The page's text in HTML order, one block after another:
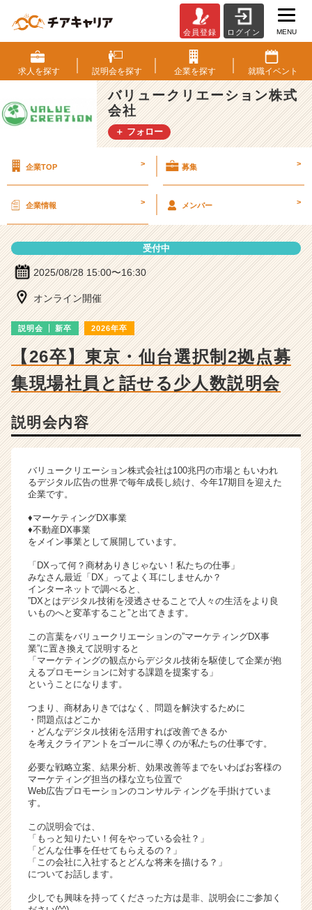
リ
ュ
ー
ク
リ
エ
ー
ン
会
社
の
説
細
ベ
ン
チ
成
長
業
ス
カ
ト
が
届
く
活
サ
イ
ト
ア
キ
ャ
ア
（C
r
C
e
会員登録 ログイン MENU
求人を探す 説明会を探す 企業を探す 就職イベント
バリュークリエーション株式
会社
＋ フォロー
企業TOP > 募集 >
企業情報 > メンバー >
受付中
2025/08/28 15:00〜16:30
オンライン開催
説明会 新卒 2026年卒
【26卒】東京・仙台選択制2拠点募
集現場社員と話せる少人数説明会
説明会内容
バリュークリエーション株式会社は100兆円の市場ともいわれ
るデジタル広告の世界で毎年成長し続け、今年17期目を迎えた
企業です。
♦マーケティングDX事業
♦不動産DX事業
をメイン事業として展開しています。
「DXって何？商材ありきじゃない！私たちの仕事」
みなさん最近「DX」ってよく耳にしませんか？
インターネットで調べると、
”DXとはデジタル技術を浸透させることで人々の生活をより良
いものへと変革すること”と出てきます。
この言葉をバリュークリエーションの”マーケティングDX事
業”に置き換えて説明すると
「マーケティングの観点からデジタル技術を駆使して企業が抱
えるプロモーションに対する課題を提案する」
ということになります。
つまり、商材ありきではなく、問題を解決するために
・問題点はどこか
・どんなデジタル技術を活用すれば改善できるか
を考えクライアントをゴールに導くのが私たちの仕事です。
必要な戦略立案、結果分析、効果改善等までをいわばお客様の
マーケティング担当の様な立ち位置で
Web広告プロモーションのコンサルティングを手掛けていま
す。
この説明会では、
「もっと知りたい！何をやっている会社？」
「どんな仕事を任せてもらえるの？」
「この会社に入社するとどんな将来を描ける？」
についてお話します。
少しでも興味を持ってくださった方は是非、説明会にご参加く